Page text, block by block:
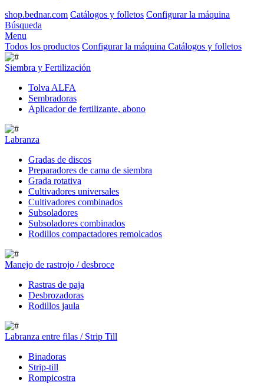
shop.bednar.com Catálogos y folletos Configurar la máquina
Búsqueda
Menu
Todos los productos Configurar la máquina Catálogos y folletos
Siembra y Fertilización
Tolva ALFA
Sembradoras
Aplicador de fertilizante, abono
Labranza
Gradas de discos
Preparadores de cama de siembra
Grada rotativa
Cultivadores universales
Cultivadores combinados
Subsoladores
Subsoladores combinados
Rodillos compactadores remolcados
Manejo de rastrojo / desbroce
Rastras de paja
Desbrozadoras
Rodillos jaula
Labranza entre filas / Strip Till
Binadoras
Strip-till
Rompicostra